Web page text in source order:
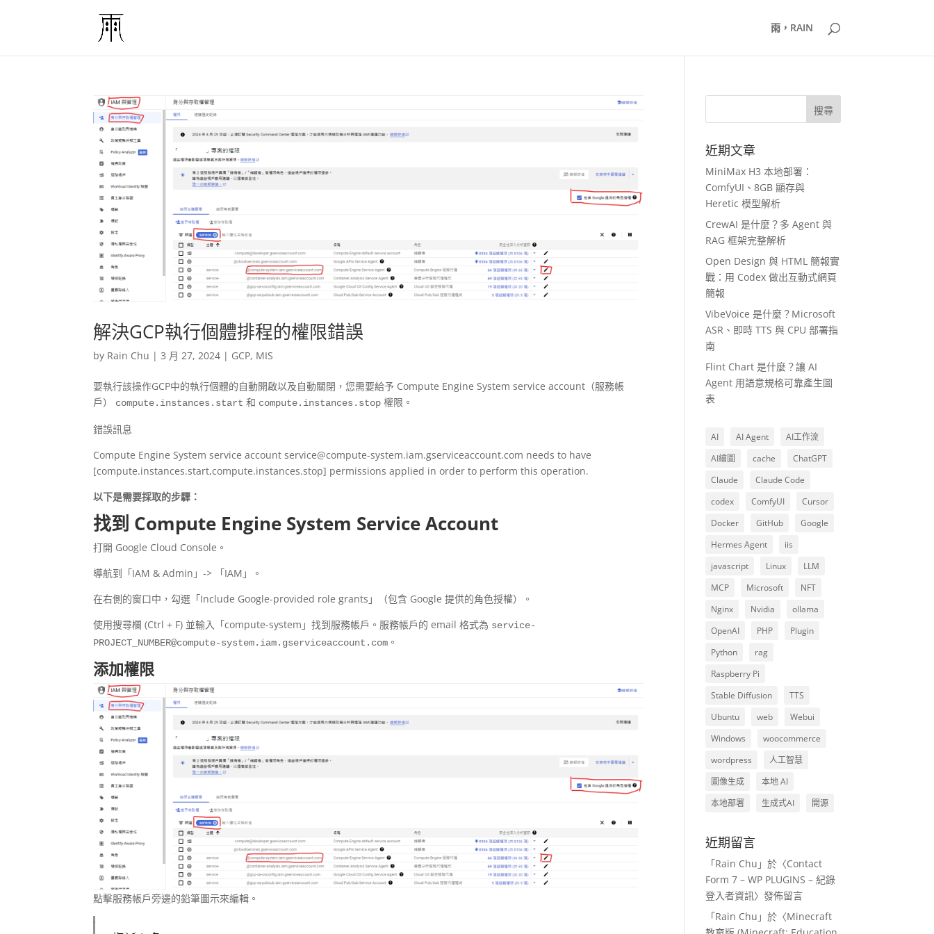
雨，RAIN
解決GCP執行個體排程的權限錯誤
by Rain Chu |3 月 27, 2024 | GCP, MIS
要執行該操作GCP中的執行個體的自動開啟以及自動關閉，您需要給予 Compute Engine System service account（服務帳
戶）
compute.instances.start 和 compute.instances.stop 權限。
錯誤訊息
Compute Engine System service accountservice@compute-system.iam.gserviceaccount.com needs to have
[compute.instances.start,compute.instances.stop] permissions applied in order to perform this operation.
以下是需要採取的步驟：
找到 Compute Engine System Service Account
打開 Google Cloud Console。
導航到「IAM & Admin」-> 「IAM」。
在右側的窗口中，勾選「Include Google-provided role grants」（包含 Google 提供的角色授權）。
使用搜尋欄 (Ctrl + F) 並輸入「compute-system」找到服務帳戶。服務帳戶的 email 格式為 service-
PROJECT_NUMBER@compute-system.iam.gserviceaccount.com 。
添加權限
點擊服務帳戶旁邊的鉛筆圖示來編輯。
近期文章
MiniMax H3 本地部署：
ComfyUI、8GB 顯存與
Heretic 模型解析
CrewAI 是什麼？多 Agent 與
RAG 框架完整解析
Open Design 與 HTML 簡報實
戰：用 Codex 做出互動式網頁
簡報
VibeVoice 是什麼？Microsoft
ASR、即時 TTS 與 CPU 部署指
南
Flint Chart 是什麼？讓 AI
Agent 用語意規格可靠產生圖
表
AI AI Agent
AI工作流
AI繪圖
cache
ChatGPT
Claude
Claude Code
codex
ComfyUI
Cursor
Docker
GitHub
Google
Hermes Agent
iis
javascript
Linux
LLM
MCP
Microsoft
NFT
Nginx
Nvidia
ollama
OpenAI
PHP
Plugin
Python
rag
Raspberry Pi
Stable Diffusion
TTS
Ubuntu
web
Webui
Windows
woocommerce
wordpress
人工智慧
圖像生成
本地 AI
本地部署
生成式AI 開源
近期留言
「Rain Chu 」於〈Contact
Form 7 – WP PLUGINS – 紀錄
登入者資訊〉發佈留言
「Rain Chu 」於〈Minecraft